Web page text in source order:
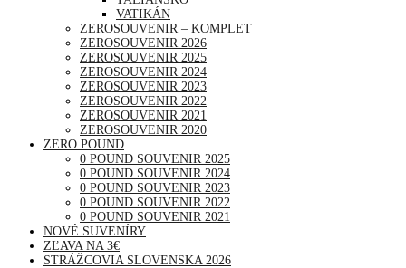
VATIKÁN
ZEROSOUVENIR – KOMPLET
ZEROSOUVENIR 2026
ZEROSOUVENIR 2025
ZEROSOUVENIR 2024
ZEROSOUVENIR 2023
ZEROSOUVENIR 2022
ZEROSOUVENIR 2021
ZEROSOUVENIR 2020
ZERO POUND
0 POUND SOUVENIR 2025
0 POUND SOUVENIR 2024
0 POUND SOUVENIR 2023
0 POUND SOUVENIR 2022
0 POUND SOUVENIR 2021
NOVÉ SUVENÍRY
ZĽAVA NA 3€
STRÁŽCOVIA SLOVENSKA 2026